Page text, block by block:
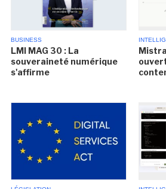
BUSINESS
LMI MAG 30 : La
souveraineté numérique
s'affirme